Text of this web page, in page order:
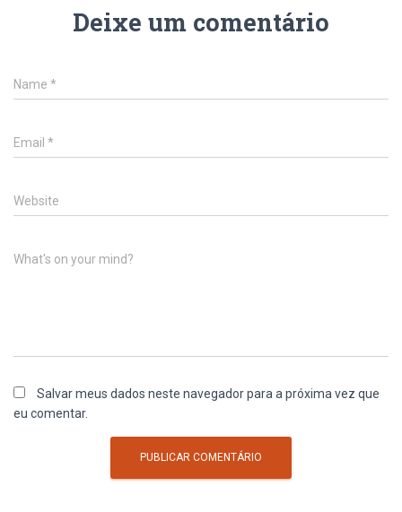
Deixe um comentário
Name *
Email *
Website
What's on your mind?
Salvar meus dados neste navegador para a próxima vez que
eu comentar.